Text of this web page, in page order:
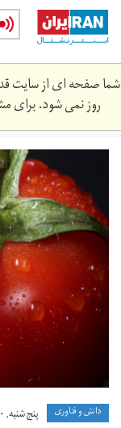
Skip
main
content
شما صفحه ای از سایت
روز نمی شود. برای
immo-
wegmann-
544228-
unsplash.jpg
دانش و فناوری پنج شنبه, ۲۰ دی ۱۳۹۷ ۱۸:۰۳